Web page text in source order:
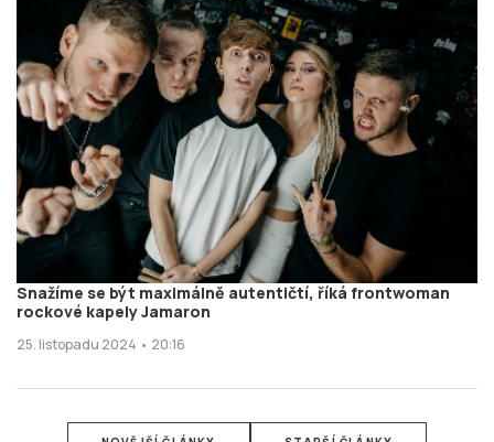
Snažíme se být maximálně autentičtí, říká frontwoman
rockové kapely Jamaron
25. listopadu 2024 • 20:16